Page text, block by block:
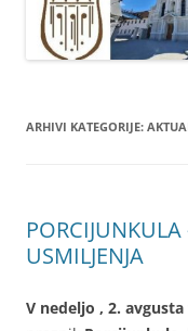
ARHIVI KATEGORIJE:
USMILJENJA
V nedeljo , 2. avgusta